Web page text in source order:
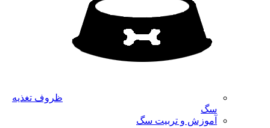
ظروف تغذیه
سگ
آموزش و تربیت سگ